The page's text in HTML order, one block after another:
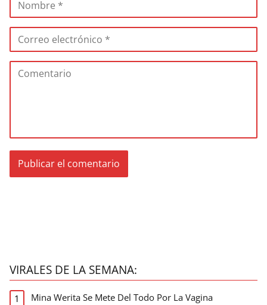
VIRALES DE LA SEMANA:
Mina Werita Se Mete Del Todo Por La Vagina